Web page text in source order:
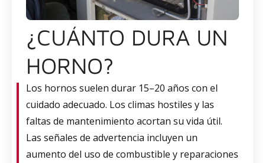
¿CUÁNTO DURA UN
HORNO?
Los hornos suelen durar 15–20 años con el
cuidado adecuado. Los climas hostiles y las
faltas de mantenimiento acortan su vida útil.
Las señales de advertencia incluyen un
aumento del uso de combustible y reparaciones